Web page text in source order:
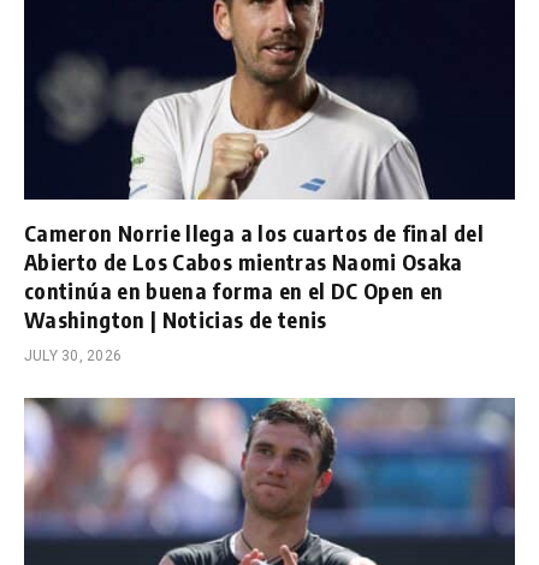
Cameron Norrie llega a los cuartos de final del
Abierto de Los Cabos mientras Naomi Osaka
continúa en buena forma en el DC Open en
Washington | Noticias de tenis
JULY 30, 2026